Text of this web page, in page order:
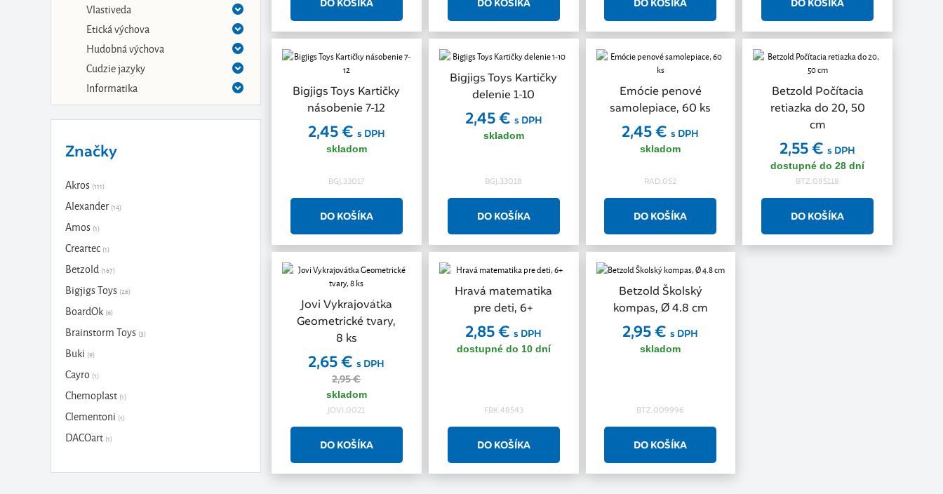
Vlastiveda
Etická výchova
Hudobná výchova
Cudzie jazyky
Informatika
Značky
Akros (111)
Alexander (14)
Amos (1)
Creartec (1)
Betzold (167)
Bigjigs Toys (26)
BoardOk (6)
Brainstorm Toys (3)
Buki (9)
Cayro (1)
Chemoplast (1)
Clementoni (1)
DACOart (1)
Bigjigs Toys Kartičky
násobenie 7-12
2,45 € s DPH
skladom
BGJ.33017
Bigjigs Toys Kartičky
delenie 1-10
2,45 € s DPH
skladom
BGJ.33018
Emócie penové
samolepiace, 60 ks
2,45 €s DPH
skladom
RAD.052
Betzold Počítacia
retiazka do 20, 50
cm
2,55 €s DPH
dostupné do 28 dní
BTZ.085118
Jovi Vykrajovátka
Geometrické tvary,
8 ks
Akcia
2,65 €s DPH
2,95 €
skladom
JOVI.0021
Hravá matematika
pre deti, 6+
2,85 €s DPH
dostupné do 10 dní
FBK.48543
Betzold Školský
kompas, Ø 4.8 cm
2,95 €s DPH
skladom
BTZ.009996